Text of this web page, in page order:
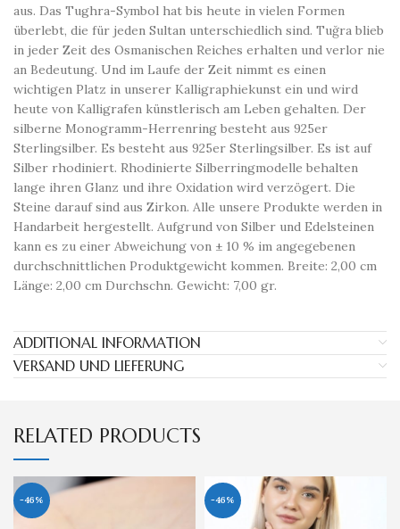
aus. Das Tughra-Symbol hat bis heute in vielen Formen
überlebt, die für jeden Sultan unterschiedlich sind. Tuğra blieb
in jeder Zeit des Osmanischen Reiches erhalten und verlor nie
an Bedeutung. Und im Laufe der Zeit nimmt es einen
wichtigen Platz in unserer Kalligraphiekunst ein und wird
heute von Kalligrafen künstlerisch am Leben gehalten. Der
silberne Monogramm-Herrenring besteht aus 925er
Sterlingsilber. Es besteht aus 925er Sterlingsilber. Es ist auf
Silber rhodiniert. Rhodinierte Silberringmodelle behalten
lange ihren Glanz und ihre Oxidation wird verzögert. Die
Steine ​​darauf sind aus Zirkon. Alle unsere Produkte werden in
Handarbeit hergestellt. Aufgrund von Silber und Edelsteinen
kann es zu einer Abweichung von ± 10 % im angegebenen
durchschnittlichen Produktgewicht kommen. Breite: 2,00 cm
Länge: 2,00 cm Durchschn. Gewicht: 7,00 gr.
ADDITIONAL INFORMATION
VERSAND UND LIEFERUNG
RELATED PRODUCTS
-46% -46%